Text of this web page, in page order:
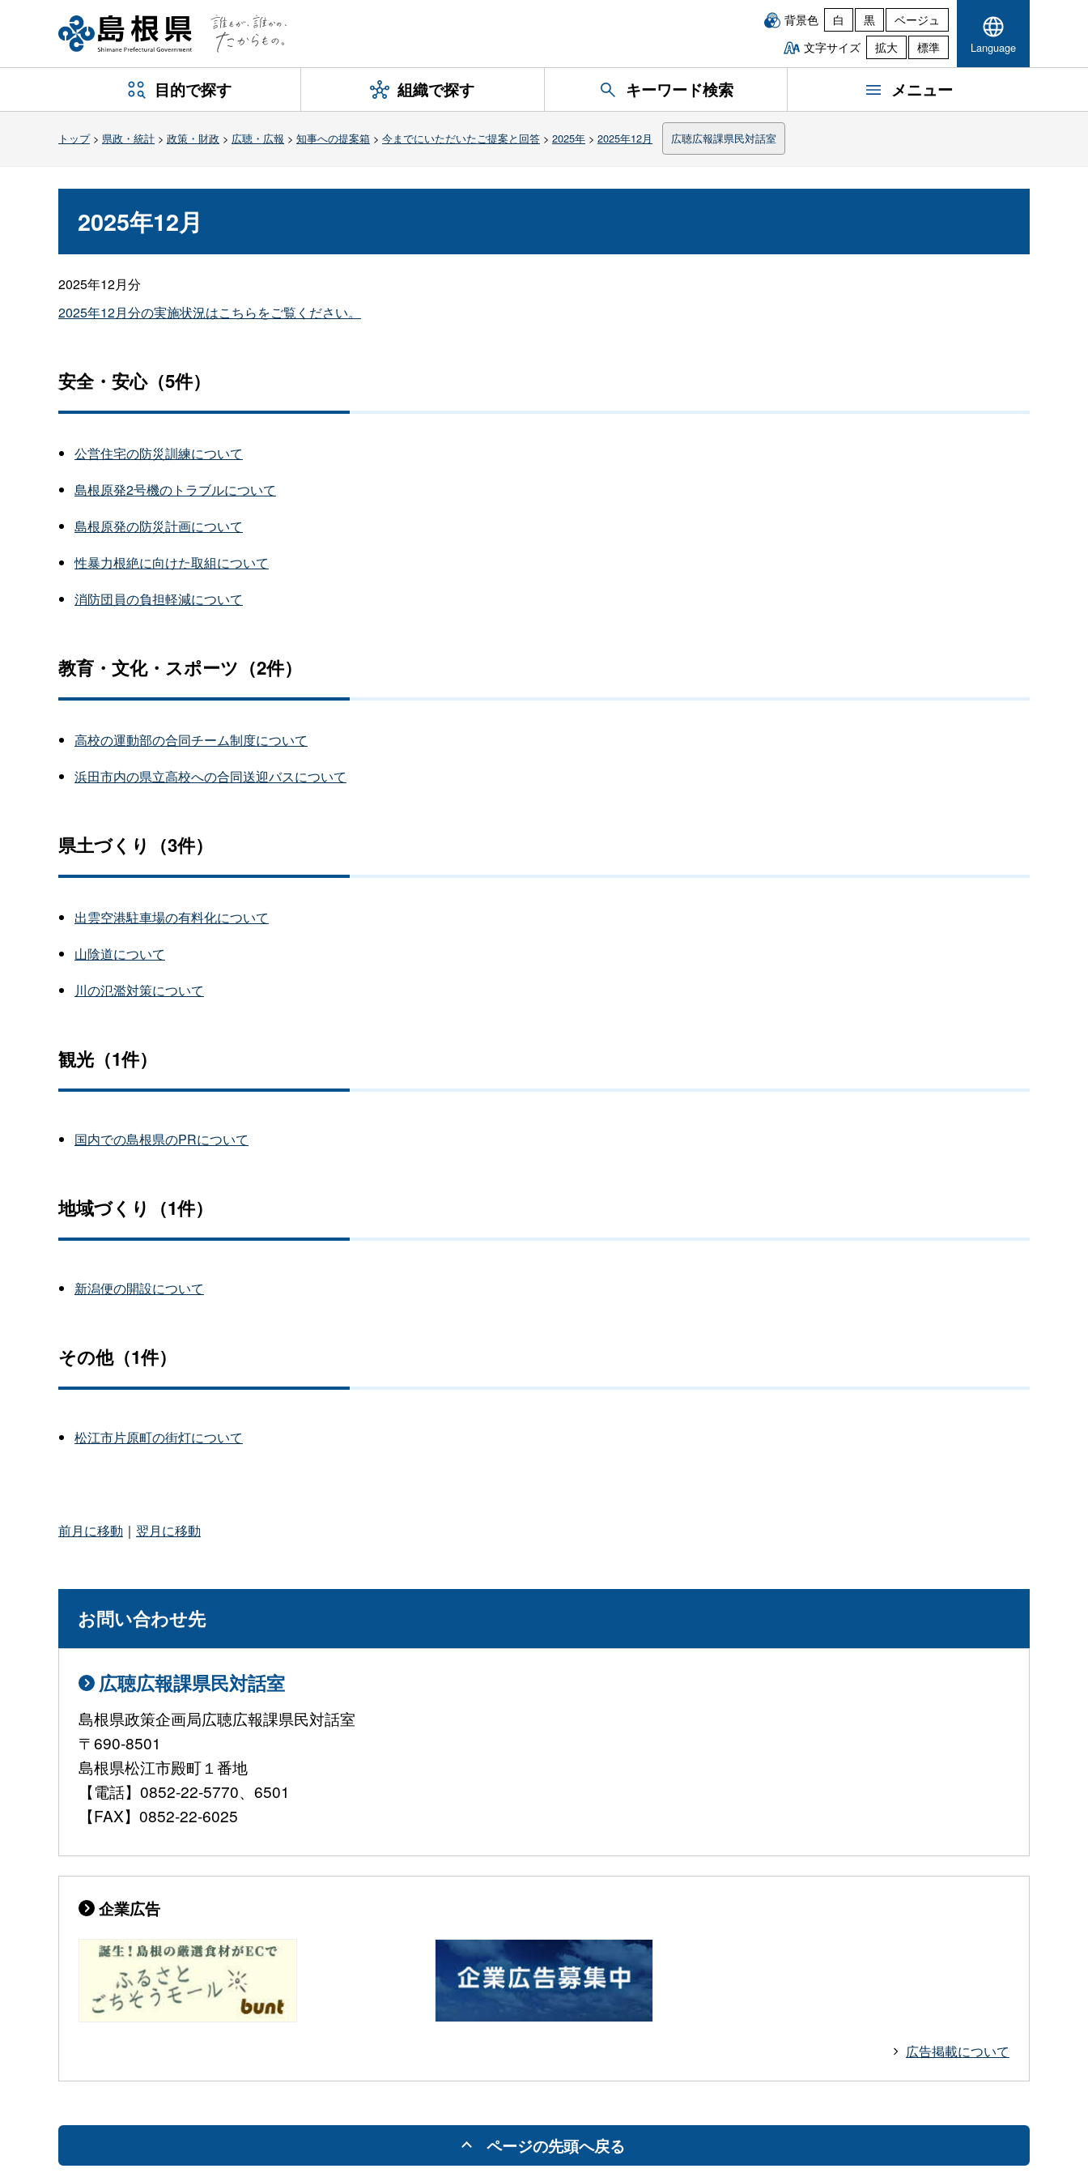
背景色 白 黒
ベージュ
文字サイズ
拡大 標準 Language
目的で探す 組織で探す キーワード検索 メニュー
トップ> 県政・統計 > 政策・財政 > 広聴・広報 > 知事への提案箱 > 今までにいただいたご提案と回答 > 2025年 > 2025年12月 広聴広報課県民対話室
2025年12月
2025年12月分
2025年12月分の実施状況はこちらをご覧ください。
安全・安心（5件）
公営住宅の防災訓練について
島根原発2号機のトラブルについて
島根原発の防災計画について
性暴力根絶に向けた取組について
消防団員の負担軽減について
教育・文化・スポーツ（2件）
高校の運動部の合同チーム制度について
浜田市内の県立高校への合同送迎バスについて
県土づくり（3件）
出雲空港駐車場の有料化について
山陰道について
川の氾濫対策について
観光（1件）
国内での島根県のPRについて
地域づくり（1件）
新潟便の開設について
その他（1件）
松江市片原町の街灯について
前月に移動 ｜ 翌月に移動
お問い合わせ先
広聴広報課県民対話室
島根県政策企画局広聴広報課県民対話室
〒690-8501
島根県松江市殿町１番地
【電話】0852-22-5770、6501
【FAX】0852-22-6025
企業広告
広告掲載について
ページの先頭へ戻る